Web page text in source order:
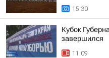
15:30
Кубок
завершился
11:09